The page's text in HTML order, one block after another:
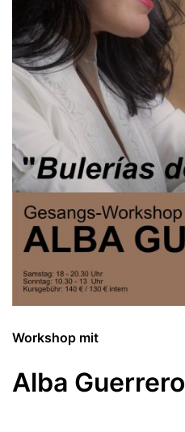
Workshop mit
Alba Guerrero